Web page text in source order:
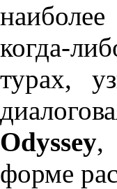
когда-
турах,
Odyssey,
форме